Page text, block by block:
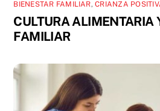
BIENESTAR FAMILIAR,CRIANZA
CULTURA ALIMENTARIA
FAMILIAR